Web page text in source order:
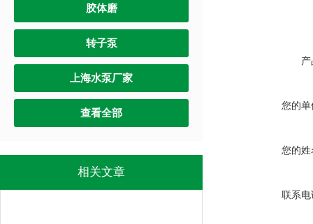
胶体磨
转子泵
上海水泵厂家
查看全部
相关文章
您的单
您的姓
联系电